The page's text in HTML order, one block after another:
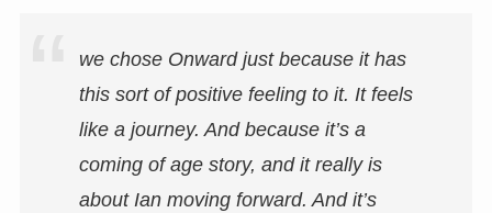
we chose Onward just because it has
this sort of positive feeling to it. It feels
like a journey. And because it’s a
coming of age story, and it really is
about Ian moving forward. And it’s